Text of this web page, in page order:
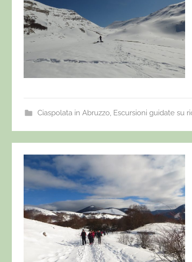
Ciaspolata in Abruzzo, Escursioni guidate su